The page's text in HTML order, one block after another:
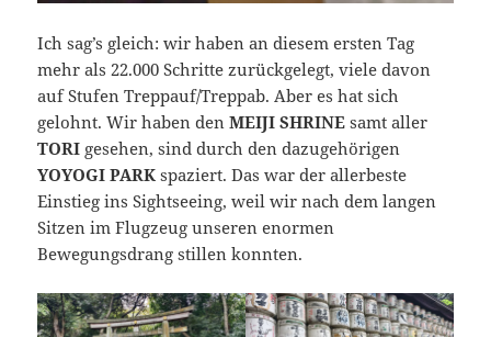
Ich sag’s gleich: wir haben an diesem ersten Tag
mehr als 22.000 Schritte zurückgelegt, viele davon
auf Stufen Treppauf/Treppab. Aber es hat sich
gelohnt. Wir haben denMEIJI SHRINE samt aller
TORI gesehen, sind durch den dazugehörigen
YOYOGI PARK spaziert. Das war der allerbeste
Einstieg ins Sightseeing, weil wir nach dem langen
Sitzen im Flugzeug unseren enormen
Bewegungsdrang stillen konnten.